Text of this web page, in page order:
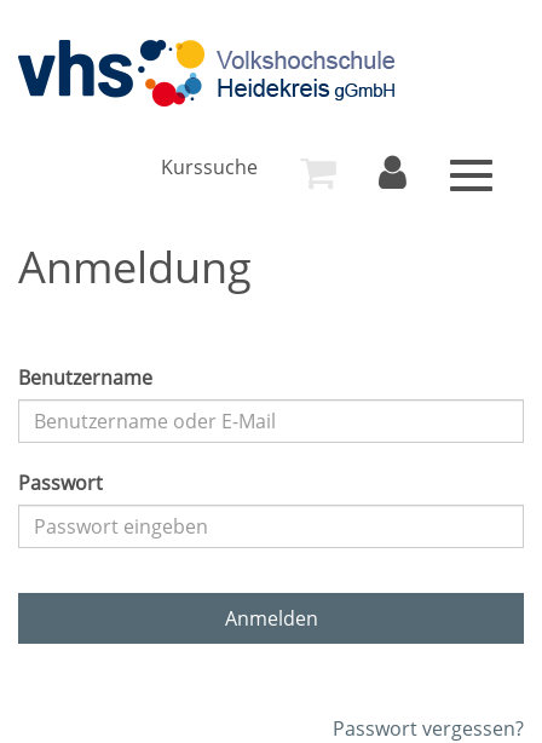
Kurssuche
Toggle
Anmeldung
Benutzername
Passwort
Anmelden
Passwort vergessen?